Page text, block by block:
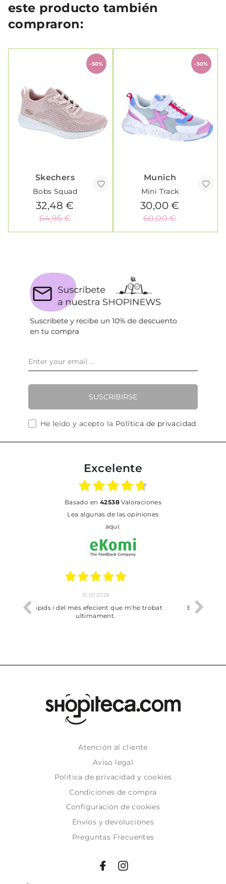
este producto también
compraron:
-50%
Skechers
Bobs Squad
32,48 €
64,95 €
-50%
Munich
Mini Track
30,00 €
60,00 €
SUSCRIBIRSE
He leído y acepto la Política de privacidad.
Excelente
basado en 42538Valoraciones
Lea algunas de las opiniones
aquí.
trobat
17.07.2026
Bien pero soy de Vilafranca y no me ha
dejado recoger en tienda
Atención al cliente
Aviso legal
Politica de privacidad y cookies
Condiciones de compra
Configuración de cookies
Envíos y devoluciones
Preguntas Frecuentes